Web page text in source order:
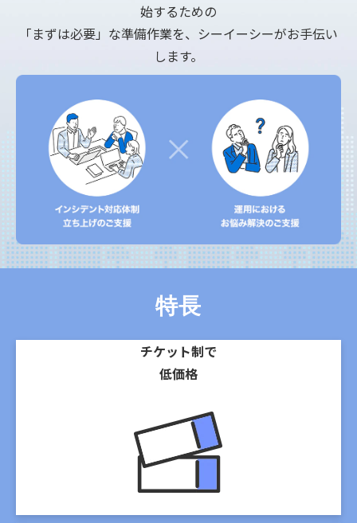
始するための
「まずは必要」な準備作業を、シーイーシーがお手伝い
します。
特長
チケット制で
低価格